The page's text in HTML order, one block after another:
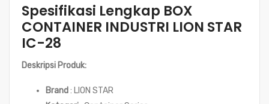
Spesifikasi Lengkap BOX
CONTAINER INDUSTRI LION STAR
IC-28
Deskripsi Produk:
Brand : LION STAR